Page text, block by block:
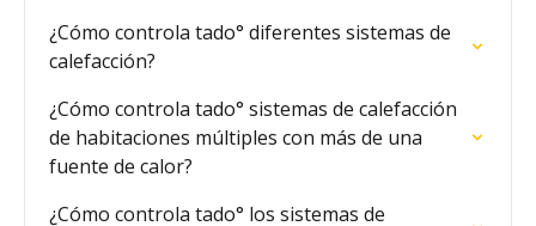
¿Cómo controla tado° diferentes sistemas de
calefacción?
¿Cómo controla tado° sistemas de calefacción
de habitaciones múltiples con más de una
fuente de calor?
¿Cómo controla tado° los sistemas de